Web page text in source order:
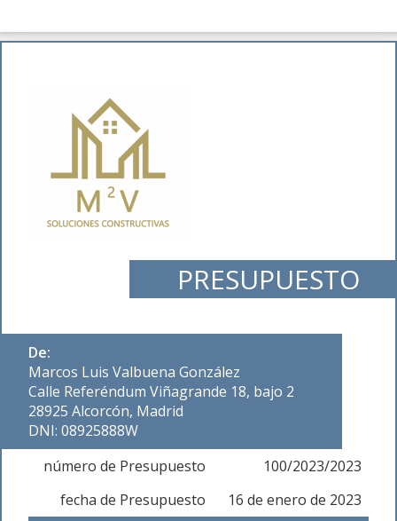
PRESUPUESTO
De:
Marcos Luis Valbuena González
Calle Referéndum Viñagrande 18, bajo 2
28925 Alcorcón, Madrid
DNI: 08925888W
número de Presupuesto
100/2023/2023
fecha de Presupuesto
16 de enero de 2023